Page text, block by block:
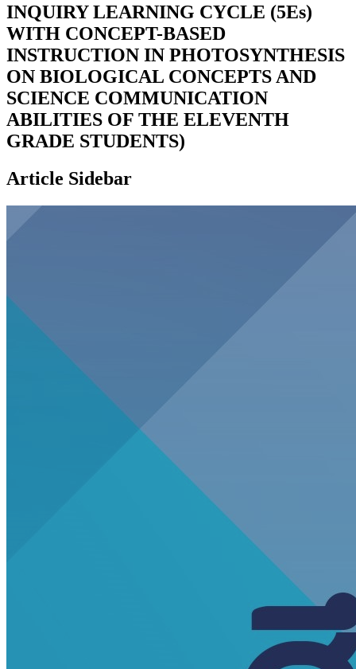
INQUIRY LEARNING CYCLE (5Es)
WITH CONCEPT-BASED
INSTRUCTION IN PHOTOSYNTHESIS
ON BIOLOGICAL CONCEPTS AND
SCIENCE COMMUNICATION
ABILITIES OF THE ELEVENTH
GRADE STUDENTS)
Article Sidebar